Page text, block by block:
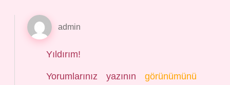
admin
Yıldırım!
Yorumlarınız yazınıngörünümünü